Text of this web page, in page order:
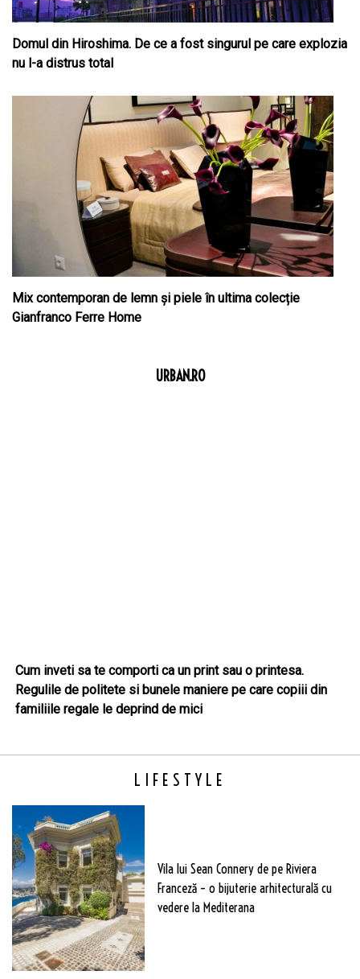
Domul din Hiroshima. De ce a fost singurul pe care explozia
nu l-a distrus total
Mix contemporan de lemn şi piele în ultima colecție
Gianfranco Ferre Home
URBAN.RO
Cum inveti sa te comporti ca un print sau o printesa.
Regulile de politete si bunele maniere pe care copiii din
familiile regale le deprind de mici
LIFESTYLE
Vila lui Sean Connery de pe Riviera
Franceză – o bijuterie arhitecturală cu
vedere la Mediterana